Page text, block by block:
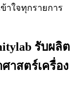
าใจทุกรายการ
รับผลิต
าสตร์เครื่อง